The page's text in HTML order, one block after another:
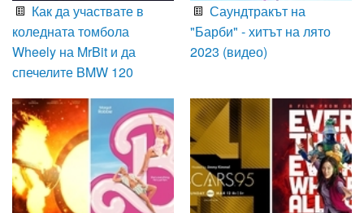
Как да участвате в
коледната томбола
Wheely на MrBit и да
спечелите BMW 120
Саундтракът на
"Барби" - хитът на лято
2023 (видео)